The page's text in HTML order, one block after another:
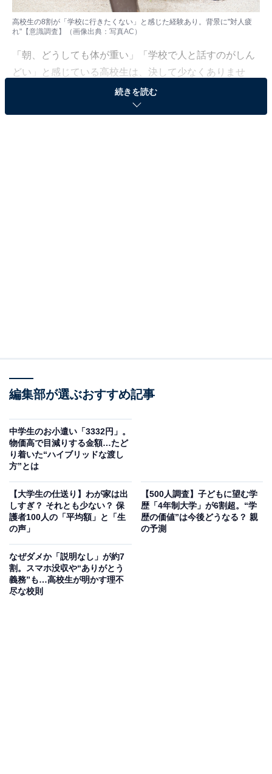
高校生の8割が「学校に行きたくない」と感じた経験あり。背景に"対人疲
れ"【意識調査】（画像出典：写真AC）
「朝、どうしても体が重い」「学校で人と話すのがしん
どい」と感じている高校生は、決して少なくありませ
令和の高校生たちがどのように回復しているのかを読み
解きます。
高校生の約8割が「学校に行きたくない」と感じた
経験あり
続きを読む
編集部が選ぶおすすめ記事
中学生のお小遣い「3332円」。
物価高で目減りする金額…たど
り着いた“ハイブリッドな渡し
方”とは
【大学生の仕送り】わが家は出
しすぎ？ それとも少ない？ 保
護者100人の「平均額」と「生
の声」
【500人調査】子どもに望む学
歴「4年制大学」が6割超。“学
歴の価値”は今後どうなる？ 親
の予測
なぜダメか「説明なし」が約7
割。スマホ没収や“ありがとう
義務”も…高校生が明かす理不
尽な校則